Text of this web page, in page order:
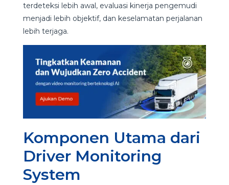
terdeteksi lebih awal, evaluasi kinerja pengemudi
menjadi lebih objektif, dan keselamatan perjalanan
lebih terjaga.
Komponen Utama dari
Driver Monitoring
System